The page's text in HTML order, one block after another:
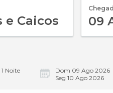
09
1 Noite
Dom 09 Ago 2026
Seg 10 Ago 2026